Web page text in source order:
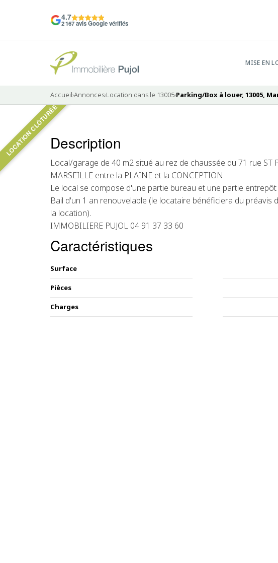
4.7
2 167 avis Google vérifiés
MISE EN
Accueil›Annonces›Location dans le 13005›Parking/Box à louer, 13005,
LOCATION CLÔTURÉE LOUÉ
Description
Local/garage de 40 m2 situé au rez de chaussée du 71 rue ST
MARSEILLE entre la PLAINE et la CONCEPTION
Le local se compose d'une partie bureau et une partie
Bail d'un 1 an renouvelable (le locataire bénéficiera du préavis
la location).
IMMOBILIERE PUJOL 04 91 37 33 60
Caractéristiques
Surface
Pièces
Charges